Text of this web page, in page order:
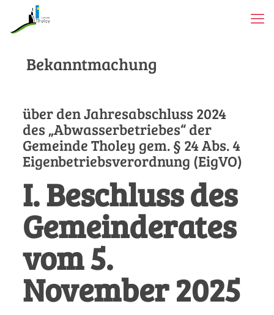
Bekanntmachung
über den Jahresabschluss 2024
des „Abwasserbetriebes“ der
Gemeinde Tholey gem. § 24 Abs. 4
Eigenbetriebsverordnung (EigVO)
I.Beschluss des
Gemeinderates
vom 5.
November 2025